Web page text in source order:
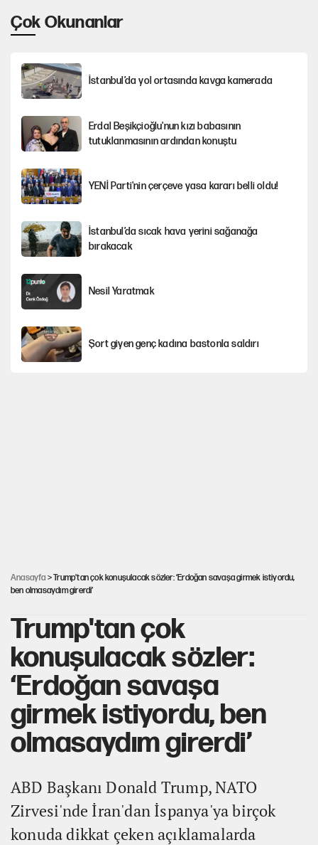
Çok Okunanlar
İstanbul’da yol ortasında kavga kamerada
Erdal Beşikçioğlu'nun kızı babasının
tutuklanmasının ardından konuştu
YENİ Parti'nin çerçeve yasa kararı belli oldu!
İstanbul’da sıcak hava yerini sağanağa
bırakacak
Nesil Yaratmak
Şort giyen genç kadına bastonla saldırı
Anasayfa > Trump'tan çok konuşulacak sözler: ‘Erdoğan savaşa girmek istiyordu,
ben olmasaydım girerdi’
Trump'tan çok
konuşulacak sözler:
‘Erdoğan savaşa
girmek istiyordu, ben
olmasaydım girerdi’
ABD Başkanı Donald Trump, NATO
Zirvesi'nde İran'dan İspanya'ya birçok
konuda dikkat çeken açıklamalarda